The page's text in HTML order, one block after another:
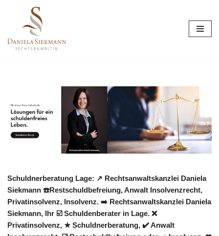
Inhalt
springen
Schuldnerberatung Lage: ↗️ Rechtsanwaltskanzlei Daniela
Siekmann ☎️Restschuldbefreiung, Anwalt Insolvenzrecht,
Privatinsolvenz, Insolvenz. ➡️ Rechtsanwaltskanzlei Daniela
Siekmann, Ihr ☑️ Schuldenberater in Lage. ❌
Privatinsolvenz, ★ Schuldnerberatung, ✔️ Anwalt